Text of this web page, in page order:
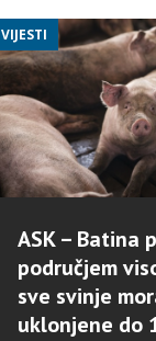
VIJESTI
ASK – Batina
područjem
sve svinje
uklonjene do